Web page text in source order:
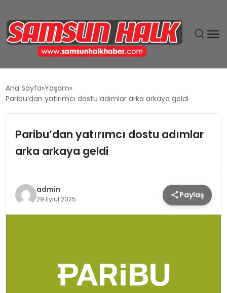
EKONOMI
MAGAZIN
SIYASET
TEKNOLOJI
Ana Sayfa Yaşam
Paribu’dan yatırımcı dostu adımlar arka arkaya geldi
Paribu’dan yatırımcı dostu adımlar
arka arkaya geldi
admin
29 Eylül 2025 Paylaş